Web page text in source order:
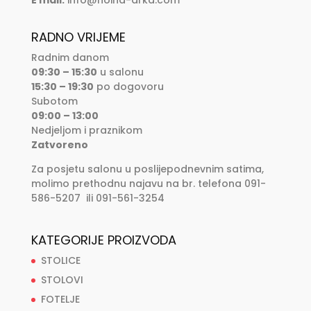
RADNO VRIJEME
Radnim danom
09:30 – 15:30 u salonu
15:30 – 19:30 po dogovoru
Subotom
09:00 – 13:00
Nedjeljom i praznikom
Zatvoreno
Za posjetu salonu u poslijepodnevnim satima,
molimo prethodnu najavu na br. telefona 091-
586-5207 ili 091-561-3254
KATEGORIJE PROIZVODA
STOLICE
STOLOVI
FOTELJE